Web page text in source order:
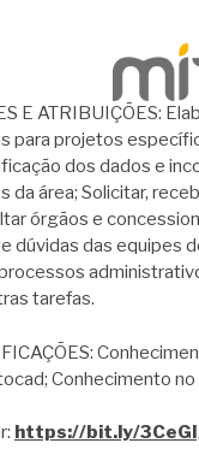
E ATRIBUIÇÕES:
para projetos
dos dados e
da área; Solicitar,
órgãos e
dúvidas das equipes
tarefas.
Conhecimento
https://bit.ly/